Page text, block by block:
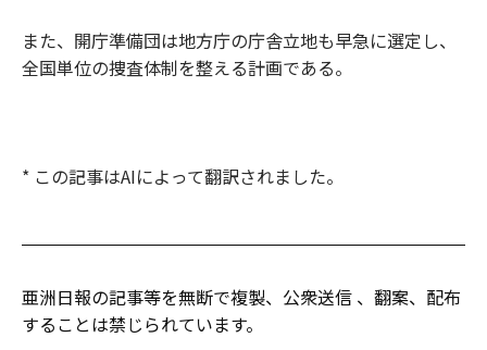
また、開庁準備団は地方庁の庁舎立地も早急に選定し、
全国単位の捜査体制を整える計画である。
* この記事はAIによって翻訳されました。
亜洲日報の記事等を無断で複製、公衆送信 、翻案、配布
することは禁じられています。